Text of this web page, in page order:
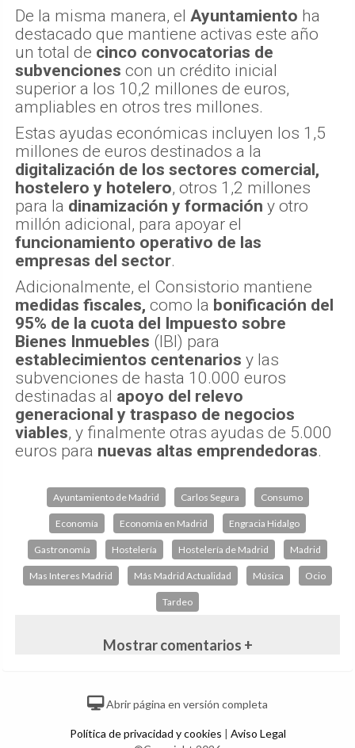
De la misma manera, el Ayuntamiento ha
destacado que mantiene activas este año
un total de cinco convocatorias de
subvenciones con un crédito inicial
superior a los 10,2 millones de euros,
ampliables en otros tres millones.
Estas ayudas económicas incluyen los 1,5
millones de euros destinados a la
digitalización de los sectores comercial,
hostelero y hotelero, otros 1,2 millones
para la dinamización y formación y otro
millón adicional, para apoyar el
funcionamiento operativo de las
empresas del sector.
Adicionalmente, el Consistorio mantiene
medidas fiscales, como la bonificación del
95% de la cuota del Impuesto sobre
Bienes Inmuebles (IBI) para
establecimientos centenarios y las
subvenciones de hasta 10.000 euros
destinadas al apoyo del relevo
generacional y traspaso de negocios
viables, y finalmente otras ayudas de 5.000
euros para nuevas altas emprendedoras.
Ayuntamiento de Madrid Carlos Segura Consumo
Economía Economía en Madrid Engracia Hidalgo
Gastronomía Hostelería Hostelería de Madrid Madrid
Mas Interes Madrid Más Madrid Actualidad Música Ocio
Tardeo
Mostrar comentarios +
Abrir página en versión completa
Política de privacidad y cookies | Aviso Legal